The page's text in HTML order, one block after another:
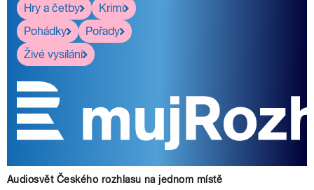
Hry a četby
Krimi
Pohádky
Pořady
Živé vysílání
Audiosvět Českého rozhlasu na jednom místě